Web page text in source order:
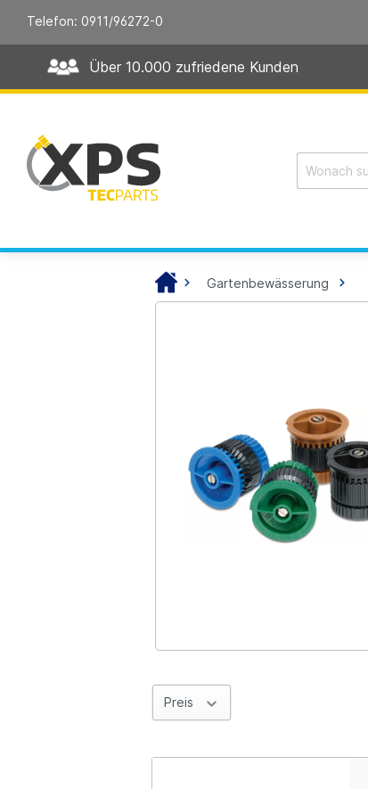
Telefon: 0911/96272-0
Über 10.000 zufriedene Kunden
Gartenbewässerung
Preis